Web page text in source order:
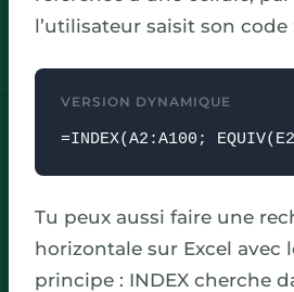
l’utilisateur saisit son code
VERSION DYNAMIQUE
=INDEX(A2:A100;
Tu peux aussi faire une
horizontale sur Excel avec
principe : INDEX cherche